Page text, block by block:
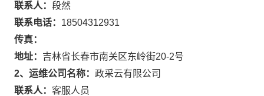
联系人： 段然
联系电话： 18504312931
传真：
地址： 吉林省长春市南关区东岭街20-2号
2、运维公司名称： 政采云有限公司
联系人： 客服人员